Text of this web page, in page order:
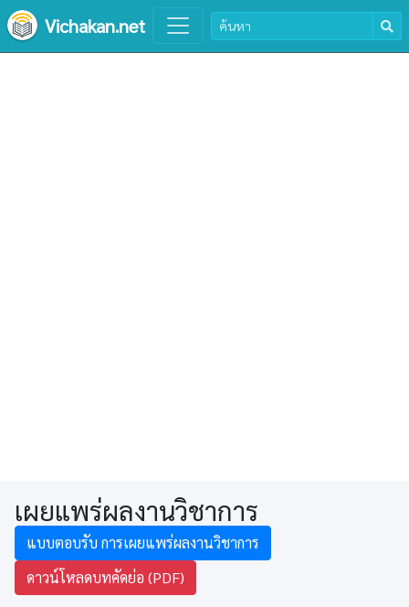
Vichakan.net
เผยแพร่ผลงานวิชาการ
แบบตอบรับ การเผยแพร่ผลงานวิชาการ
ดาวน์โหลดบทคัดย่อ (PDF)